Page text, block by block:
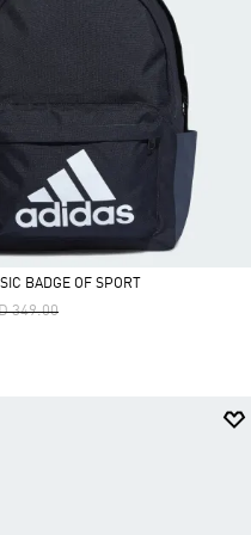
BADGE OF SPORT
Reduced From
349.00To